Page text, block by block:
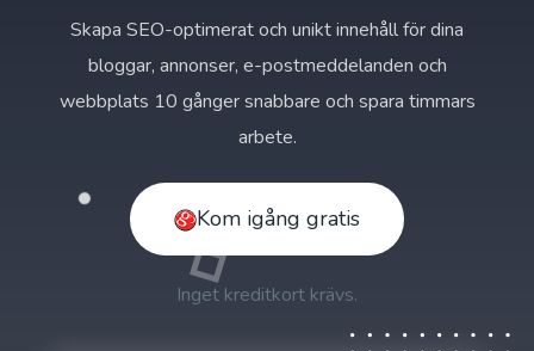
Skapa SEO-optimerat och unikt innehåll för dina
bloggar, annonser, e-postmeddelanden och
webbplats 10 gånger snabbare och spara timmars
arbete.
Kom igång gratis
Inget kreditkort krävs.